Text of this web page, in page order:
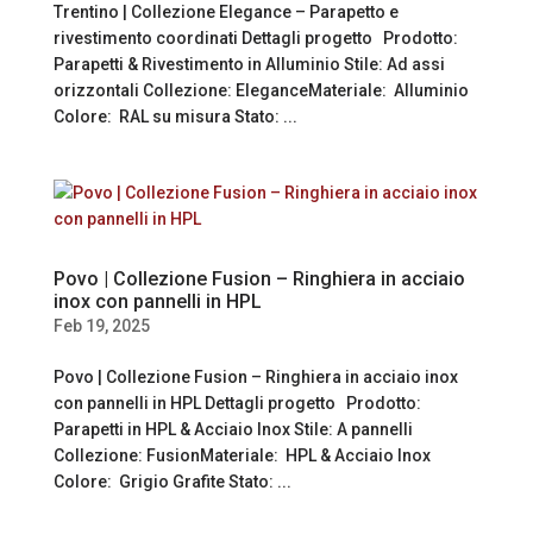
Trentino | Collezione Elegance – Parapetto e
rivestimento coordinati Dettagli progetto Prodotto:
Parapetti & Rivestimento in Alluminio Stile: Ad assi
orizzontali Collezione: EleganceMateriale: Alluminio
Colore: RAL su misura Stato: ...
Povo | Collezione Fusion – Ringhiera in acciaio
inox con pannelli in HPL
Feb 19, 2025
Povo | Collezione Fusion – Ringhiera in acciaio inox
con pannelli in HPL Dettagli progetto Prodotto:
Parapetti in HPL & Acciaio Inox Stile: A pannelli
Collezione: FusionMateriale: HPL & Acciaio Inox
Colore: Grigio Grafite Stato: ...